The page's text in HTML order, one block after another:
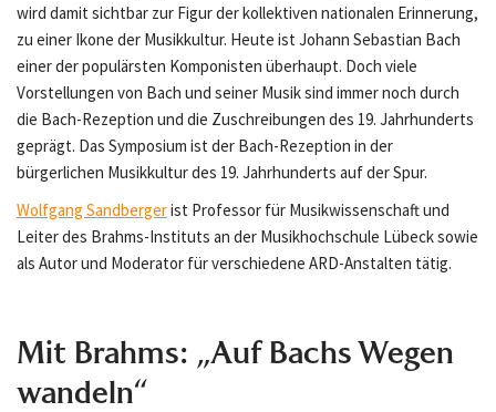
wird damit sichtbar zur Figur der kollektiven nationalen Erinnerung,
zu einer Ikone der Musikkultur. Heute ist Johann Sebastian Bach
einer der populärsten Komponisten überhaupt. Doch viele
Vorstellungen von Bach und seiner Musik sind immer noch durch
die Bach-Rezeption und die Zuschreibungen des 19. Jahrhunderts
geprägt. Das Symposium ist der Bach-Rezeption in der
bürgerlichen Musikkultur des 19. Jahrhunderts auf der Spur.
Wolfgang Sandbergerist Professor für Musikwissenschaft und
Leiter des Brahms-Instituts an der Musikhochschule Lübeck sowie
als Autor und Moderator für verschiedene ARD-Anstalten tätig.
Mit Brahms: „Auf Bachs Wegen
wandeln“